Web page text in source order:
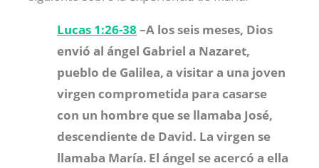
Lucas 1:26-38 –A los seis meses, Dios
envió al ángel Gabriel a Nazaret,
pueblo de Galilea,a visitar a una joven
virgen comprometida para casarse
con un hombre que se llamaba José,
descendiente de David. La virgen se
llamaba María. El ángel se acercó a ella